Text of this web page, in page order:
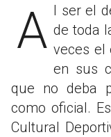
Al ser el deporte más popular y pasional de toda
veces el
en sus
que no deba
como oficial.
Cultural